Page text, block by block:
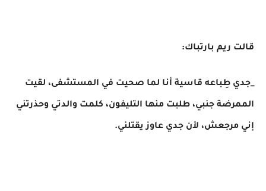
قالت ريم بارتباك:
_جدي طِباعه قاسية أنا لما صحيت في المستشفى، لقيت
الممرضة جنبي، طلبت منها التليفون، كلمت والدتي وحذرتني
إني مرجعش، لأن جدي عاوز يقتلني.